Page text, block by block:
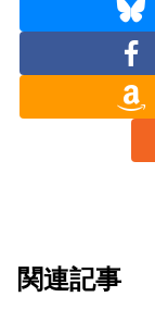
関連記事